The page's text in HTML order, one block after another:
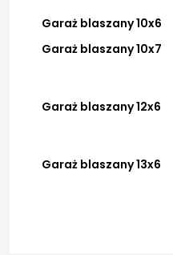
Garaż blaszany 10x6
Garaż blaszany 10x7
Garaż blaszany 12x6
Garaż blaszany 13x6